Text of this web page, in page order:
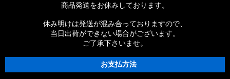
商品発送をお休みしております。
休み明けは発送が混み合っておりますので、
当日出荷ができない場合がございます。
ご了承下さいませ。
お支払方法